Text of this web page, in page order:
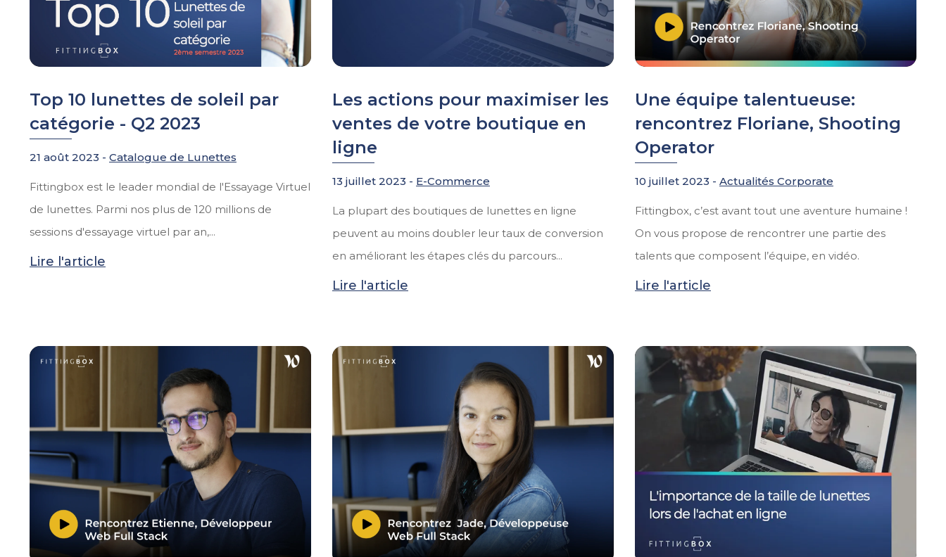
Top 10 lunettes de soleil par
catégorie - Q2 2023
21 août 2023 - Catalogue de Lunettes
Fittingbox est le leader mondial de l'Essayage Virtuel
de lunettes. Parmi nos plus de 120 millions de
sessions d'essayage virtuel par an,...
Lire l'article
Les actions pour maximiser les
ventes de votre boutique en
ligne
13 juillet 2023 - E-Commerce
La plupart des boutiques de lunettes en ligne
peuvent au moins doubler leur taux de conversion
en améliorant les étapes clés du parcours...
Lire l'article
Une équipe talentueuse:
rencontrez Floriane, Shooting
Operator
10 juillet 2023 - Actualités Corporate
Fittingbox, c’est avant tout une aventure humaine !
On vous propose de rencontrer une partie des
talents que composent l’équipe, en vidéo.
Lire l'article